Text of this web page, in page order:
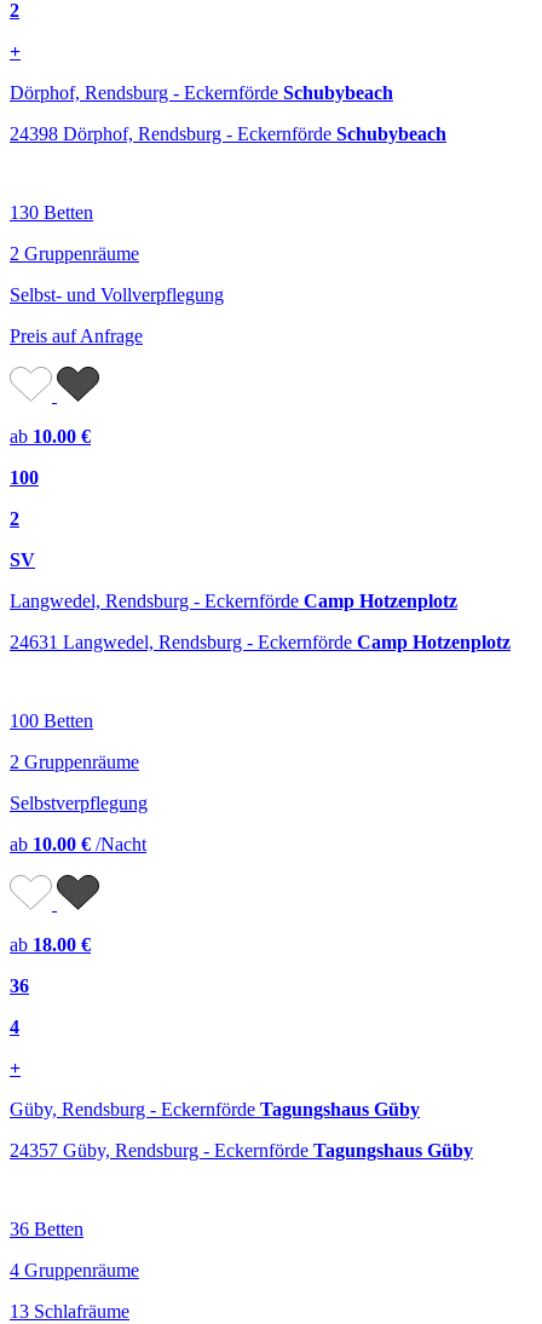
2
+
Dörphof, Rendsburg - Eckernförde Schubybeach
24398 Dörphof, Rendsburg - Eckernförde Schubybeach
130 Betten
2 Gruppenräume
Selbst- und Vollverpflegung
Preis auf Anfrage
ab 10.00 €
100
2
SV
Langwedel, Rendsburg - Eckernförde Camp Hotzenplotz
24631 Langwedel, Rendsburg - Eckernförde Camp Hotzenplotz
100 Betten
2 Gruppenräume
Selbstverpflegung
ab 10.00 € /Nacht
ab 18.00 €
36
4
+
Güby, Rendsburg - Eckernförde Tagungshaus Güby
24357 Güby, Rendsburg - Eckernförde Tagungshaus Güby
36 Betten
4 Gruppenräume
13 Schlafräume